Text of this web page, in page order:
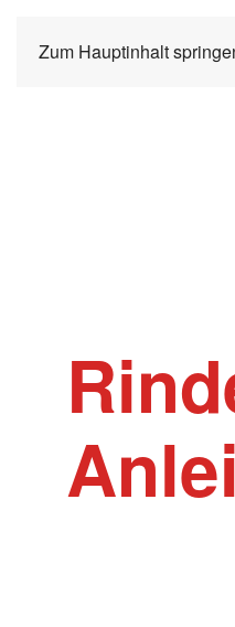
Zum Hauptinhalt